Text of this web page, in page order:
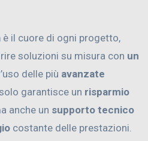
è il cuore di ogni progetto,
soluzioni su misura con un
delle più avanzate
garantisce un risparmio
anche un supporto tecnico
costante delle prestazioni.